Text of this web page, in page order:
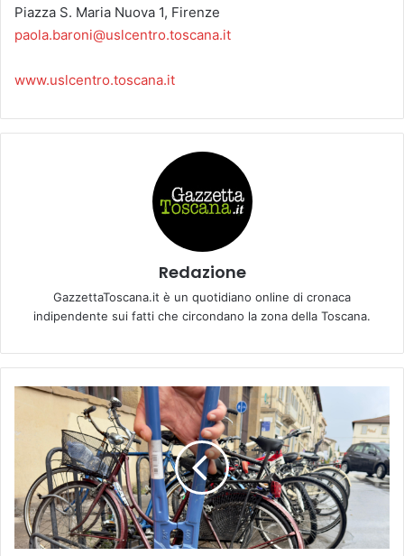
Piazza S. Maria Nuova 1, Firenze
paola.baroni@uslcentro.toscana.it
www.uslcentro.toscana.it
Redazione
GazzettaToscana.it è un quotidiano online di cronaca
indipendente sui fatti che circondano la zona della Toscana.
P
.
B
i